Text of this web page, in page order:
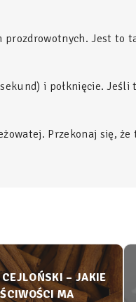
Jest to
i połknięcie.
Przekonaj się,
– JAKIE
MA